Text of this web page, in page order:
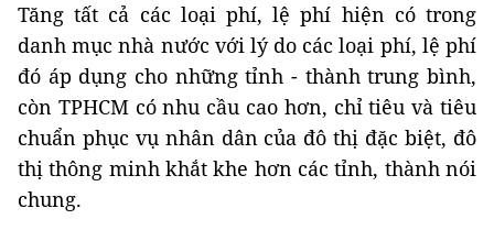
Tăng tất cả các loại phí, lệ phí hiện có trong
danh mục nhà nước với lý do các loại phí, lệ phí
đó áp dụng cho những tỉnh - thành trung bình,
còn TPHCM có nhu cầu cao hơn, chỉ tiêu và tiêu
chuẩn phục vụ nhân dân của đô thị đặc biệt, đô
thị thông minh khắt khe hơn các tỉnh, thành nói
chung.